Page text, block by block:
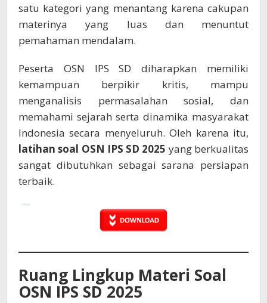
satu kategori yang menantang karena cakupan
materinya yang luas dan menuntut
pemahaman mendalam.
Peserta OSN IPS SD diharapkan memiliki
kemampuan berpikir kritis, mampu
menganalisis permasalahan sosial, dan
memahami sejarah serta dinamika masyarakat
Indonesia secara menyeluruh. Oleh karena itu,
latihan soal OSN IPS SD 2025 yang berkualitas
sangat dibutuhkan sebagai sarana persiapan
terbaik.
Ruang Lingkup Materi Soal
OSN IPS SD 2025